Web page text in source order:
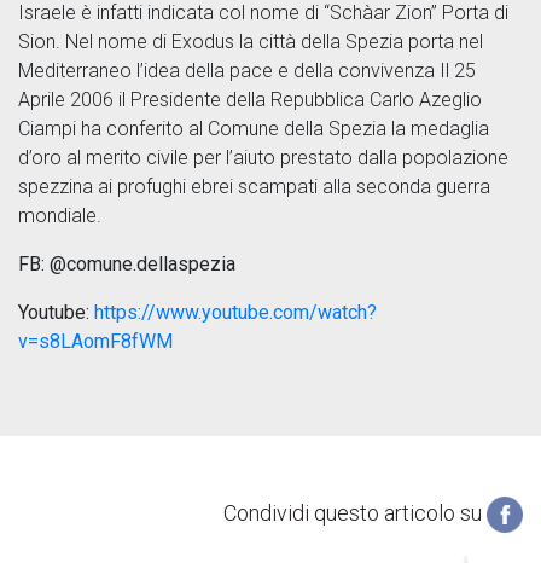
Israele è infatti indicata col nome di “Schàar Zion” Porta di
Sion. Nel nome di Exodus la città della Spezia porta nel
Mediterraneo l’idea della pace e della convivenza Il 25
Aprile 2006 il Presidente della Repubblica Carlo Azeglio
Ciampi ha conferito al Comune della Spezia la medaglia
d’oro al merito civile per l’aiuto prestato dalla popolazione
spezzina ai profughi ebrei scampati alla seconda guerra
mondiale.
FB: @comune.dellaspezia
Youtube: https://www.youtube.com/watch?
v=s8LAomF8fWM
Condividi questo articolo su